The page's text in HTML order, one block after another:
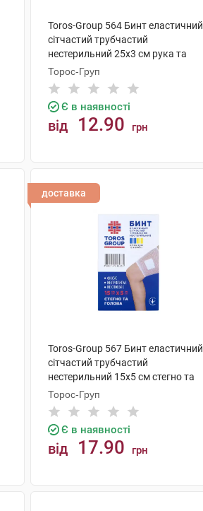
Toros-Group 564 Бинт еластичний
сітчастий трубчастий
нестерильний 25х3 см рука та
лікоть 1 шт
Торос-Груп
Є в наявності
від 12.90 грн
доставка
Toros-Group 567 Бинт еластичний
сітчастий трубчастий
нестерильний 15х5 см стегно та
голова 1 шт
Торос-Груп
Є в наявності
від 17.90 грн